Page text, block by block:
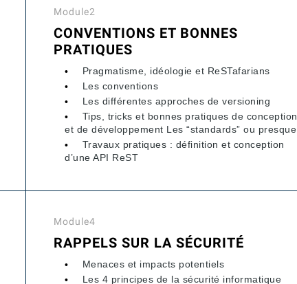
Module2
CONVENTIONS ET BONNES
PRATIQUES
Pragmatisme, idéologie et ReSTafarians
Les conventions
Les différentes approches de versioning
Tips, tricks et bonnes pratiques de conception
et de développement Les “standards” ou presque
Travaux pratiques : définition et conception
d’une API ReST
Module4
RAPPELS SUR LA SÉCURITÉ
Menaces et impacts potentiels
Les 4 principes de la sécurité informatique